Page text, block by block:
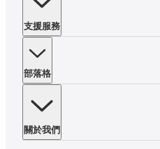
支援服務
部落格
關於我們